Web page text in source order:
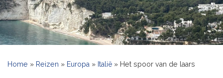
Home » Reizen » Europa » Italië » Het spoor van de laars